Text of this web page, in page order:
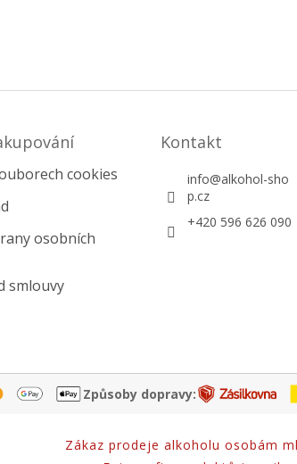
cookies
osobních
smlouvy
Kontakt
info@alkohol-sho
p.cz
+420 596 626 090
Způsoby dopravy:
Zákaz prodeje alkoholu osobám